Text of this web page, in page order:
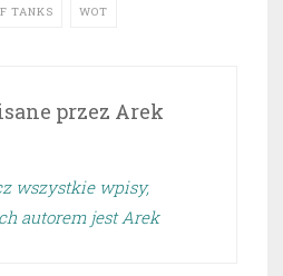
TANKS WOT
przez Arek
wszystkie wpisy,
autorem jest Arek